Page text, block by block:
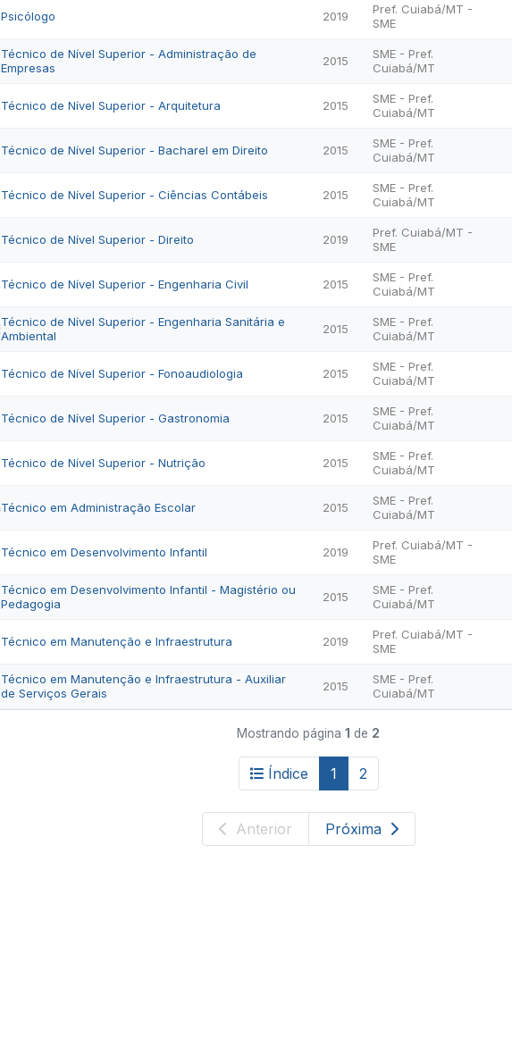
Psicólogo 2019
Pref. Cuiabá/MT -
SME
Técnico de Nível Superior - Administração de
Empresas
2015
SME - Pref.
Cuiabá/MT
Técnico de Nível Superior - Arquitetura 2015
SME - Pref.
Cuiabá/MT
Técnico de Nível Superior - Bacharel em Direito 2015
SME - Pref.
Cuiabá/MT
Técnico de Nível Superior - Ciências Contábeis 2015
SME - Pref.
Cuiabá/MT
Técnico de Nível Superior - Direito 2019
Pref. Cuiabá/MT -
SME
Técnico de Nível Superior - Engenharia Civil 2015
SME - Pref.
Cuiabá/MT
Técnico de Nível Superior - Engenharia Sanitária e
Ambiental
2015
SME - Pref.
Cuiabá/MT
Técnico de Nível Superior - Fonoaudiologia 2015
SME - Pref.
Cuiabá/MT
Técnico de Nível Superior - Gastronomia 2015
SME - Pref.
Cuiabá/MT
Técnico de Nível Superior - Nutrição 2015
SME - Pref.
Cuiabá/MT
Técnico em Administração Escolar 2015
SME - Pref.
Cuiabá/MT
Técnico em Desenvolvimento Infantil 2019
Pref. Cuiabá/MT -
SME
Técnico em Desenvolvimento Infantil - Magistério ou
Pedagogia
2015
SME - Pref.
Cuiabá/MT
Técnico em Manutenção e Infraestrutura 2019
Pref. Cuiabá/MT -
SME
Técnico em Manutenção e Infraestrutura - Auxiliar
de Serviços Gerais
2015
SME - Pref.
Cuiabá/MT
Mostrando página 1 de 2
Índice 1 2
Anterior Próxima